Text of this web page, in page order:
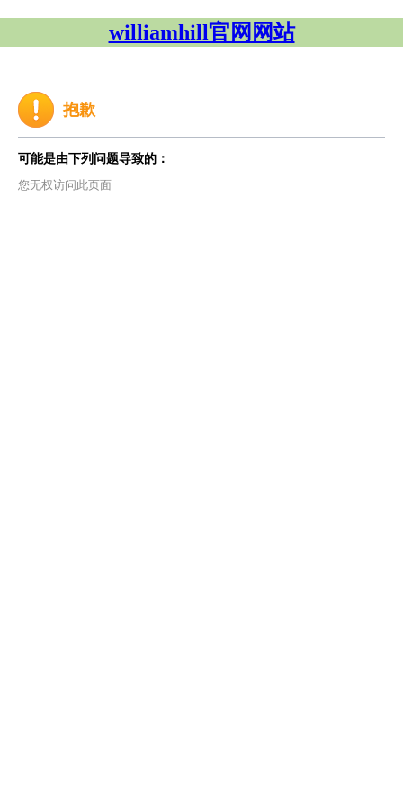
williamhill官网网站
抱歉
可能是由下列问题导致的：
您无权访问此页面